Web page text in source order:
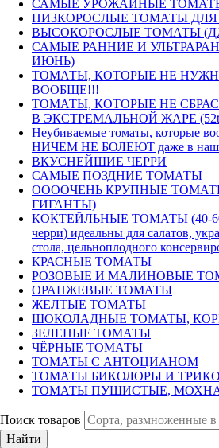
САМЫЕ УРОЖАЙНЫЕ
НИЗКОРОСЛЫЕ ТОМАТЫ ДЛЯ
ВЫСОКОРОСЛЫЕ ТОМАТЫ
САМЫЕ РАННИЕ И
ИЮНЬ)
ТОМАТЫ, КОТОРЫЕ НЕ
ВООБЩЕ!!!
ТОМАТЫ, КОТОРЫЕ НЕ
В ЭКСТРЕМАЛЬНОЙ ЖАРЕ
Неубиваемые томаты, которые
НИЧЕМ НЕ БОЛЕЮТ даже в
ВКУСНЕЙШИЕ ЧЕРРИ
САМЫЕ ПОЗДНИЕ ТОМАТЫ
ООООЧЕНЬ КРУПНЫЕ
ГИГАНТЫ)
КОКТЕЙЛЬНЫЕ ТОМАТЫ (40-
черри) идеальны для салатов,
стола, цельноплодного
КРАСНЫЕ ТОМАТЫ
РОЗОВЫЕ И МАЛИНОВЫЕ
ОРАНЖЕВЫЕ ТОМАТЫ
ЖЕЛТЫЕ ТОМАТЫ
ШОКОЛАДНЫЕ ТОМАТЫ,
ЗЕЛЕНЫЕ ТОМАТЫ
ЧЁРНЫЕ ТОМАТЫ
ТОМАТЫ С АНТОЦИАНОМ
ТОМАТЫ БИКОЛОРЫ И
ТОМАТЫ ПУШИСТЫЕ,
Поиск товаров
Найти